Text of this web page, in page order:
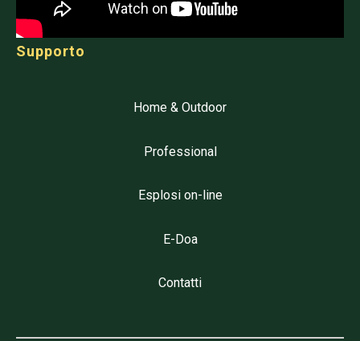
Supporto
Home & Outdoor
Professional
Esplosi on-line
E-Doa
Contatti